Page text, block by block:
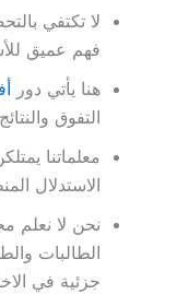
لا تكتفي
فهم عميق
هنا يأتي دور
التفوق
معلماتنا
الاستدلال
نحن لا نعلم
الطالبات
جزئية في